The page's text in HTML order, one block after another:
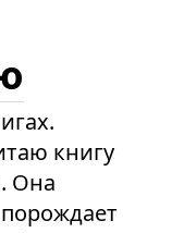
книгу
Она